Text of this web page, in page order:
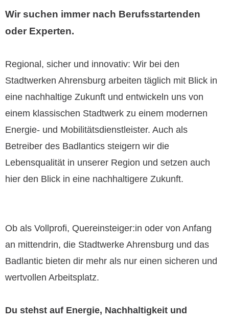
Wir suchen immer nach Berufsstartenden
oder Experten.
Regional, sicher und innovativ: Wir bei den
Stadtwerken Ahrensburg arbeiten täglich mit Blick in
eine nachhaltige Zukunft und entwickeln uns von
einem klassischen Stadtwerk zu einem modernen
Energie- und Mobilitätsdienstleister. Auch als
Betreiber des Badlantics steigern wir die
Lebensqualität in unserer Region und setzen auch
hier den Blick in eine nachhaltigere Zukunft.
Ob als Vollprofi, Quereinsteiger:in oder von Anfang
an mittendrin, die Stadtwerke Ahrensburg und das
Badlantic bieten dir mehr als nur einen sicheren und
wertvollen Arbeitsplatz.
Du stehst auf Energie, Nachhaltigkeit und